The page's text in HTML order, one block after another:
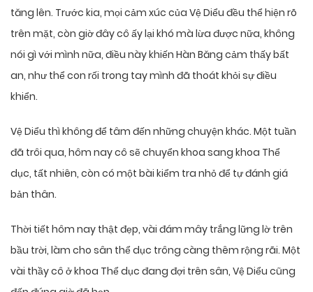
tăng lên. Trước kia, mọi cảm xúc của Vệ Diểu đều thể hiện rõ
trên mặt, còn giờ đây cô ấy lại khó mà lừa được nữa, không
nói gì với mình nữa, điều này khiến Hàn Băng cảm thấy bất
an, như thể con rối trong tay mình đã thoát khỏi sự điều
khiển.
Vệ Diểu thì không để tâm đến những chuyện khác. Một tuần
đã trôi qua, hôm nay cô sẽ chuyển khoa sang khoa Thể
dục, tất nhiên, còn có một bài kiểm tra nhỏ để tự đánh giá
bản thân.
Thời tiết hôm nay thật đẹp, vài đám mây trắng lững lờ trên
bầu trời, làm cho sân thể dục trông càng thêm rộng rãi. Một
vài thầy cô ở khoa Thể dục đang đợi trên sân, Vệ Diểu cũng